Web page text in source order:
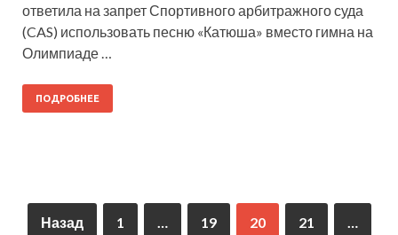
ответила на запрет Спортивного арбитражного суда
(CAS) использовать песню «Катюша» вместо гимна на
Олимпиаде …
ПОДРОБНЕЕ
Назад 1 19 20 21